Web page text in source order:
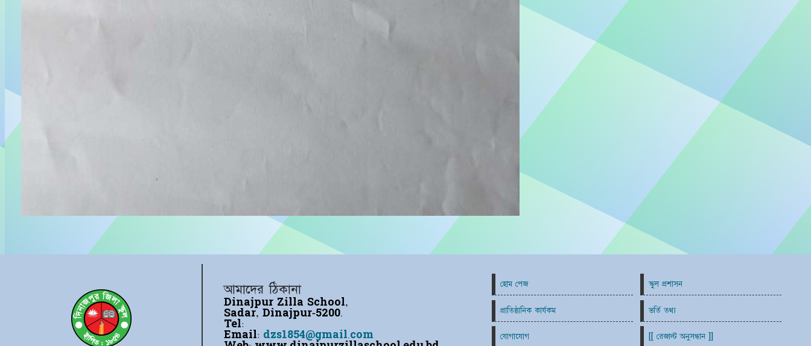
আমাদের ঠিকানা
Dinajpur Zilla School,
Sadar, Dinajpur-5200.
Tel:
Email: dzs1854@gmail.com
হোম পেজ স্কুল প্রশাসন
প্রাতিষ্ঠানিক কার্যকম ভর্তি তথ্য
যোগাযোগ [[ রেজাল্ট অনুসন্ধান ]]